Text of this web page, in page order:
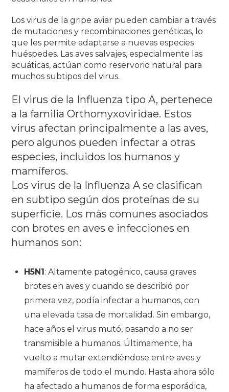
Los virus de la gripe aviar pueden cambiar a través
de mutaciones y recombinaciones genéticas, lo
que les permite adaptarse a nuevas especies
huéspedes. Las aves salvajes, especialmente las
acuáticas, actúan como reservorio natural para
muchos subtipos del virus.
El virus de la Influenza tipo A, pertenece
a la familia Orthomyxoviridae. Estos
virus afectan principalmente a las aves,
pero algunos pueden infectar a otras
especies, incluidos los humanos y
mamíferos.
Los virus de la Influenza A se clasifican
en subtipo según dos proteínas de su
superficie. Los más comunes asociados
con brotes en aves e infecciones en
humanos son:
H5N1 : Altamente patogénico, causa graves
brotes en aves y cuando se describió por
primera vez, podía infectar a humanos, con
una elevada tasa de mortalidad. Sin embargo,
hace años el virus mutó, pasando a no ser
transmisible a humanos. Últimamente, ha
vuelto a mutar extendiéndose entre aves y
mamíferos de todo el mundo. Hasta ahora sólo
ha afectado a humanos de forma esporádica,